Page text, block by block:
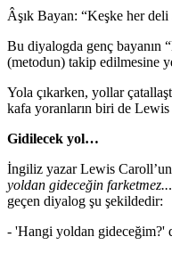
Âşık Bayan: “Keşke her
Bu diyalogda genç bayanın
(metodun) takip edilmesine
Yola çıkarken, yollar
kafa yoranların biri de Lewis
Gidilecek yol…
İngiliz yazar Lewis
yoldan gideceğin farketmez..
geçen diyalog şu şekildedir:
- 'Hangi yoldan gideceğim?'